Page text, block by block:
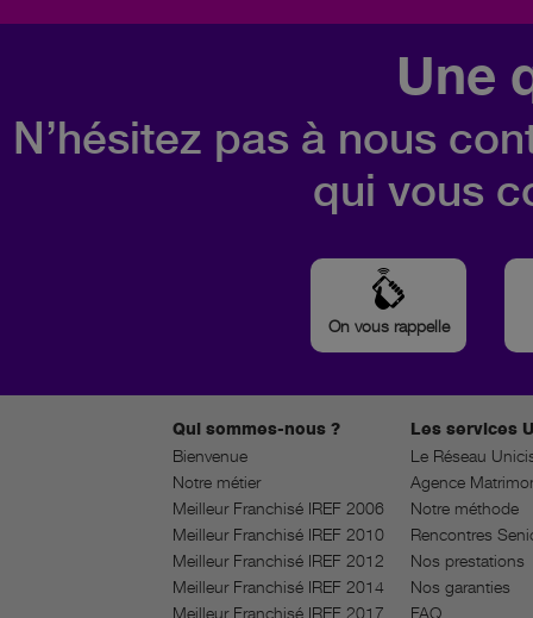
Une
N’hésitez pas à nous
qui vous
On vous rappelle
Qui sommes-nous ?
Bienvenue
Notre métier
Meilleur Franchisé IREF 2006
Meilleur Franchisé IREF 2010
Meilleur Franchisé IREF 2012
Meilleur Franchisé IREF 2014
Meilleur Franchisé IREF 2017
Les services
Le Réseau
Agence
Notre méthode
Rencontres
Nos prestations
Nos garanties
FAQ